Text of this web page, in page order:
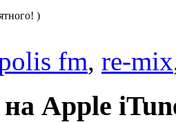
)
fm, re-mix
Apple